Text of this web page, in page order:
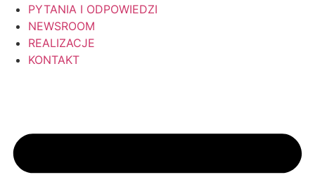
PYTANIA I ODPOWIEDZI
NEWSROOM
REALIZACJE
KONTAKT